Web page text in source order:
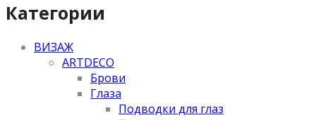
Категории
ВИЗАЖ
ARTDECO
Брови
Глаза
Подводки для глаз